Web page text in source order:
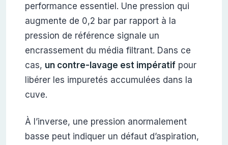
performance essentiel. Une pression qui
augmente de 0,2 bar par rapport à la
pression de référence signale un
encrassement du média filtrant. Dans ce
cas, un contre-lavage est impératifpour
libérer les impuretés accumulées dans la
cuve.
À l’inverse, une pression anormalement
basse peut indiquer un défaut d’aspiration,